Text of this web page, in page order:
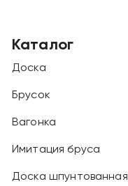
Каталог
Доска
Брусок
Вагонка
Имитация бруса
Доска шпунтованная